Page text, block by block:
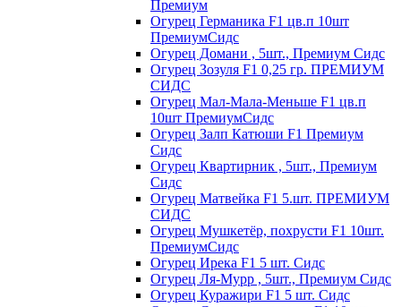
Премиум
Огурец Германика F1 цв.п 10шт
ПремиумСидс
Огурец Домани , 5шт., Премиум Сидс
Огурец Зозуля F1 0,25 гр. ПРЕМИУМ
СИДС
Огурец Мал-Мала-Меньше F1 цв.п
10шт ПремиумСидс
Огурец Залп Катюши F1 Премиум
Сидс
Огурец Квартирник , 5шт., Премиум
Сидс
Огурец Матвейка F1 5.шт. ПРЕМИУМ
СИДС
Огурец Мушкетёр, похрусти F1 10шт.
ПремиумСидс
Огурец Ирека F1 5 шт. Сидс
Огурец Ля-Мурр , 5шт., Премиум Сидс
Огурец Куражири F1 5 шт. Сидс